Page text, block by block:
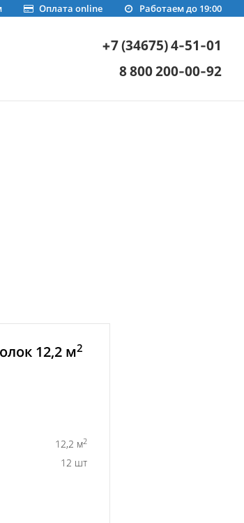
Работаем до 19:00
Оплата online
+7 (34675) 4-51-01
8 800 200-00-92
12,2 м2
12,2 м2
12 шт